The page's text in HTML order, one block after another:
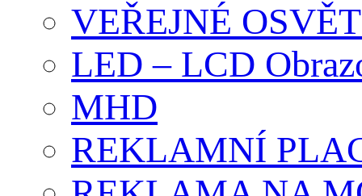
VEŘEJNÉ
LED – LCD
MHD
REKLAMNÍ